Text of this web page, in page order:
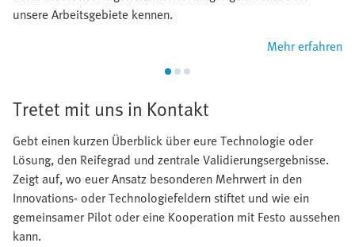
unsere Arbeitsgebiete kennen.
Mehr erfahren
Tretet mit uns in Kontakt
Gebt einen kurzen Überblick über eure Technologie oder
Lösung, den Reifegrad und zentrale Validierungsergebnisse.
Zeigt auf, wo euer Ansatz besonderen Mehrwert in den
Innovations- oder Technologiefeldern stiftet und wie ein
gemeinsamer Pilot oder eine Kooperation mit Festo aussehen
kann.